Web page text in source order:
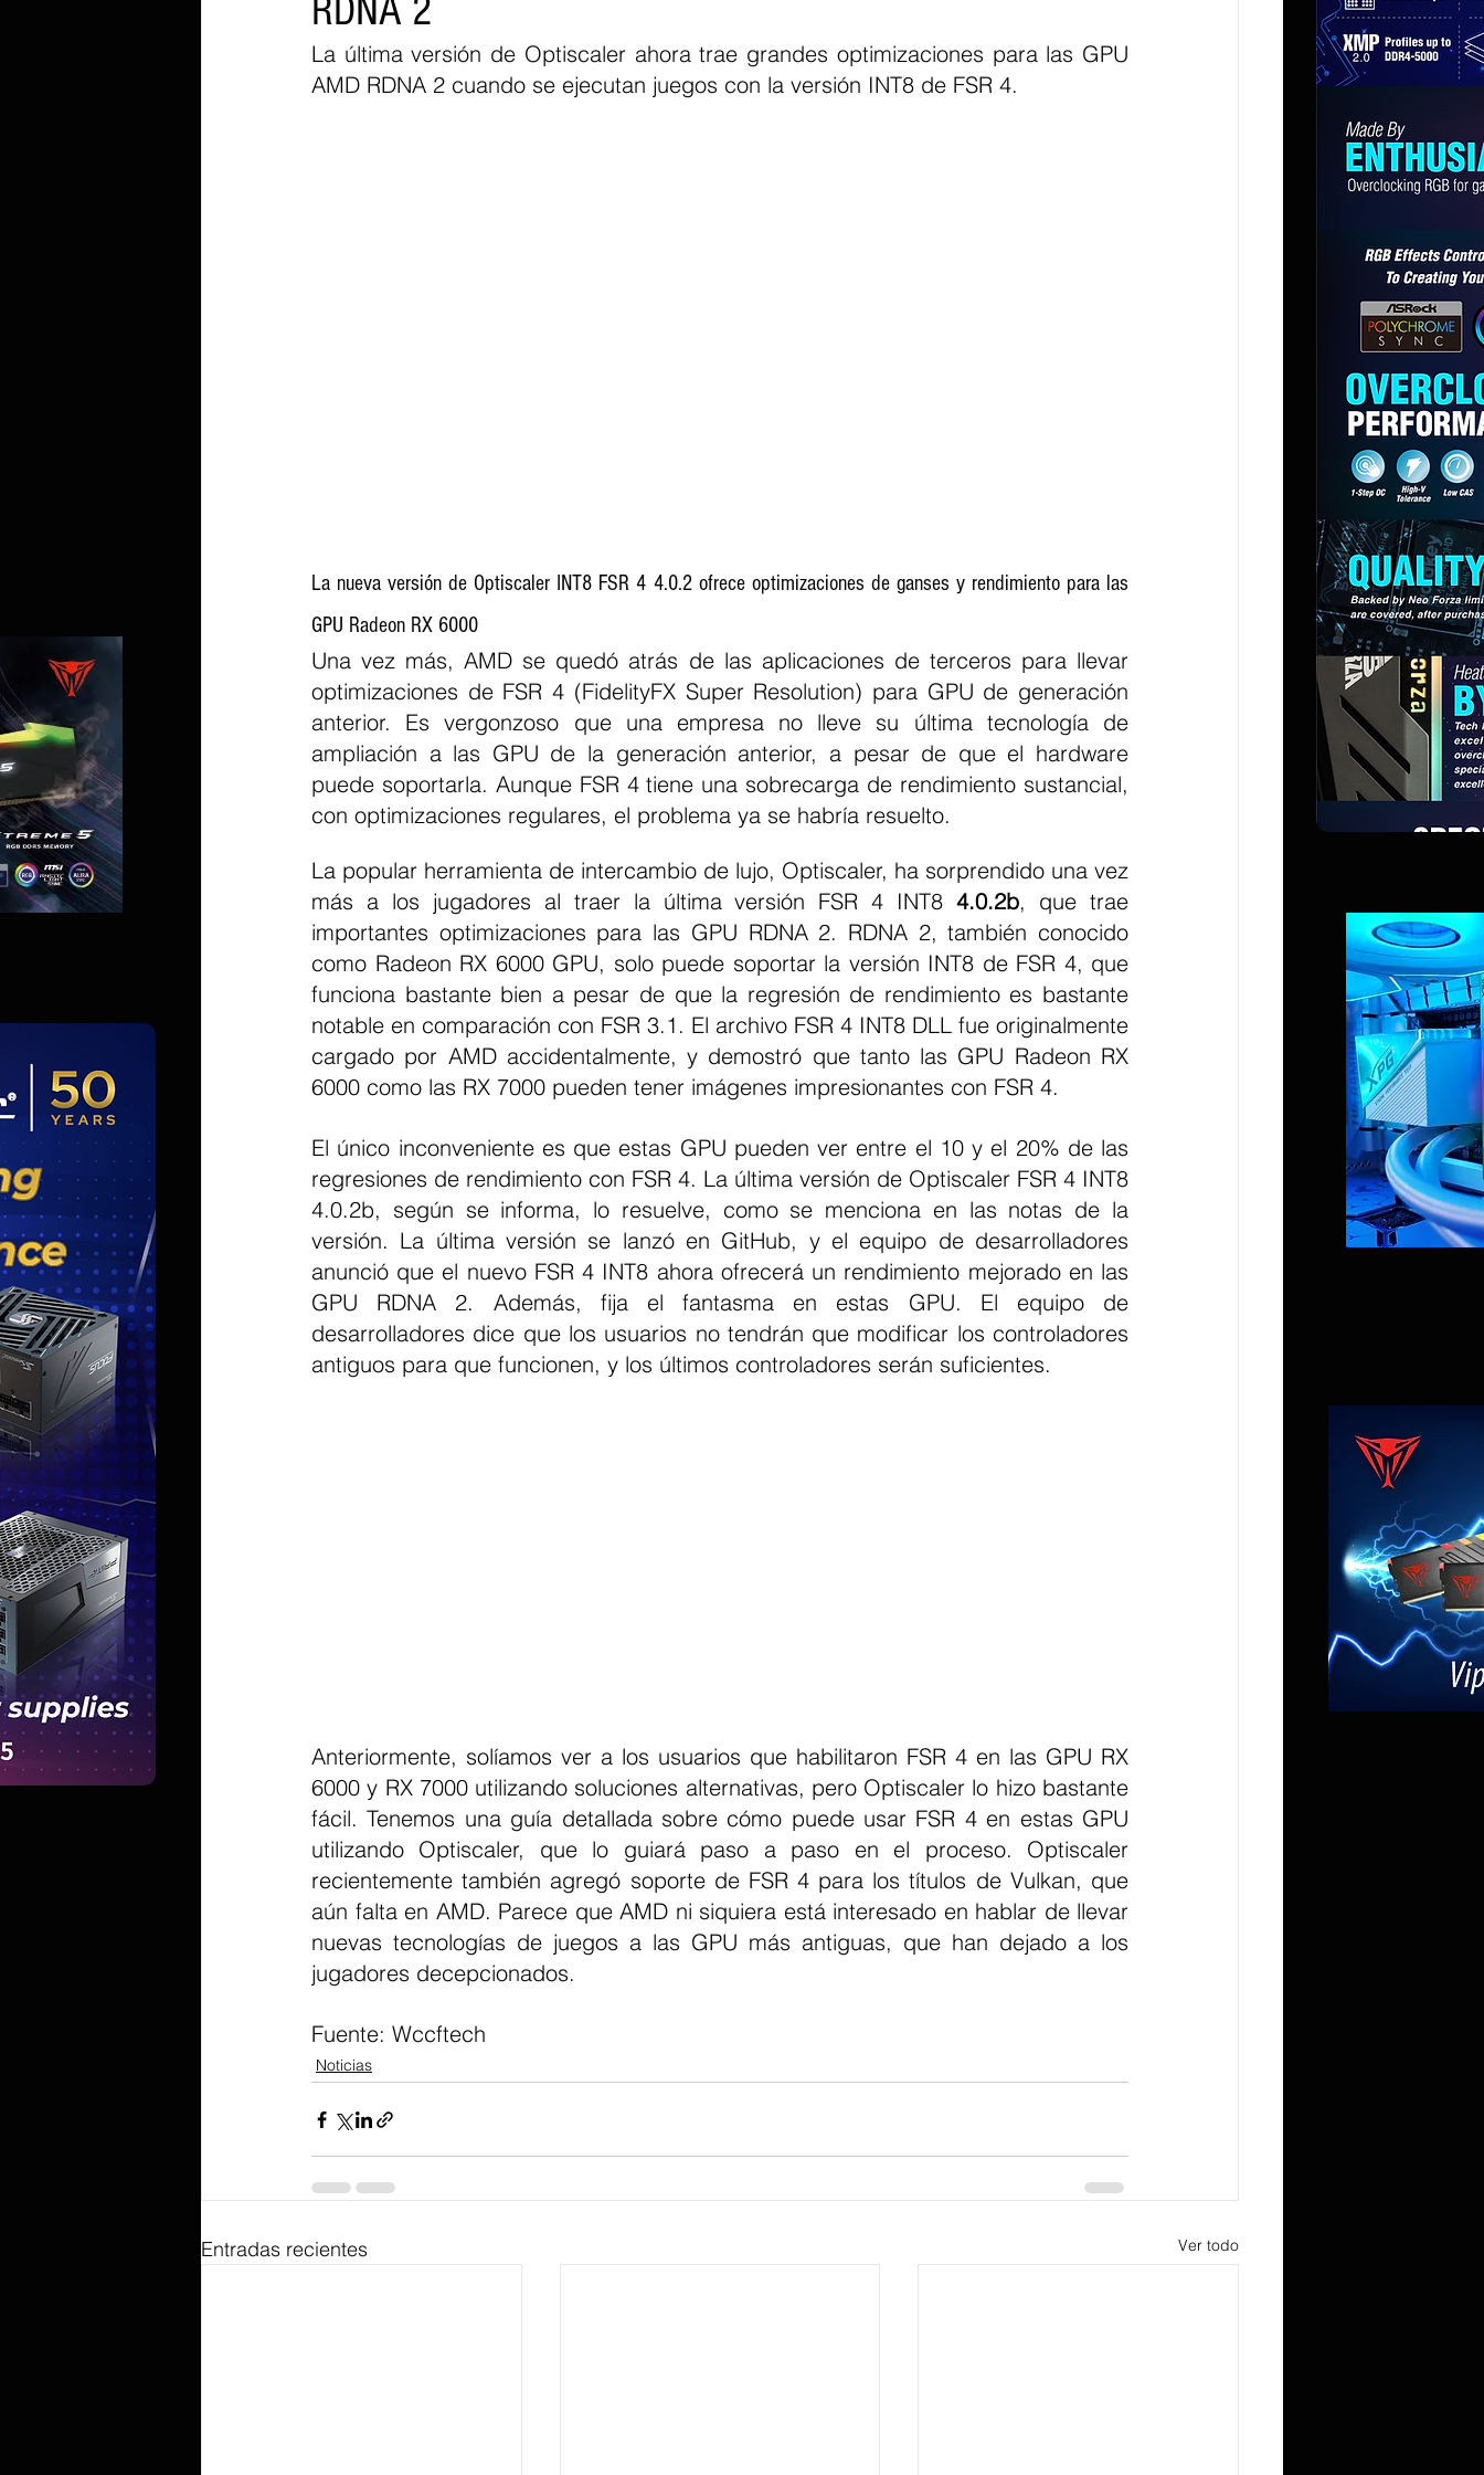
RDNA 2
La última versión de Optiscaler ahora trae grandes optimizaciones para las GPU
AMD RDNA 2 cuando se ejecutan juegos con la versión INT8 de FSR 4.
La nueva versión de Optiscaler INT8 FSR 4 4.0.2 ofrece optimizaciones de ganses y rendimiento para las
GPU Radeon RX 6000
Una vez más, AMD se quedó atrás de las aplicaciones de terceros para llevar
optimizaciones de FSR 4 (FidelityFX Super Resolution) para GPU de generación
anterior. Es vergonzoso que una empresa no lleve su última tecnología de
ampliación a las GPU de la generación anterior, a pesar de que el hardware
puede soportarla. Aunque FSR 4 tiene una sobrecarga de rendimiento sustancial,
con optimizaciones regulares, el problema ya se habría resuelto.
La popular herramienta de intercambio de lujo, Optiscaler, ha sorprendido una vez
más a los jugadores al traer la última versión FSR 4 INT8 4.0.2b, que trae
importantes optimizaciones para las GPU RDNA 2. RDNA 2, también conocido
como Radeon RX 6000 GPU, solo puede soportar la versión INT8 de FSR 4, que
funciona bastante bien a pesar de que la regresión de rendimiento es bastante
notable en comparación con FSR 3.1. El archivo FSR 4 INT8 DLL fue originalmente
cargado por AMD accidentalmente, y demostró que tanto las GPU Radeon RX
6000 como las RX 7000 pueden tener imágenes impresionantes con FSR 4.
El único inconveniente es que estas GPU pueden ver entre el 10 y el 20% de las
regresiones de rendimiento con FSR 4. La última versión de Optiscaler FSR 4 INT8
4.0.2b, según se informa, lo resuelve, como se menciona en las notas de la
versión. La última versión se lanzó en GitHub, y el equipo de desarrolladores
anunció que el nuevo FSR 4 INT8 ahora ofrecerá un rendimiento mejorado en las
GPU RDNA 2. Además, fija el fantasma en estas GPU. El equipo de
desarrolladores dice que los usuarios no tendrán que modificar los controladores
antiguos para que funcionen, y los últimos controladores serán suficientes.
Anteriormente, solíamos ver a los usuarios que habilitaron FSR 4 en las GPU RX
6000 y RX 7000 utilizando soluciones alternativas, pero Optiscaler lo hizo bastante
fácil. Tenemos una guía detallada sobre cómo puede usar FSR 4 en estas GPU
utilizando Optiscaler, que lo guiará paso a paso en el proceso. Optiscaler
recientemente también agregó soporte de FSR 4 para los títulos de Vulkan, que
aún falta en AMD. Parece que AMD ni siquiera está interesado en hablar de llevar
nuevas tecnologías de juegos a las GPU más antiguas, que han dejado a los
jugadores decepcionados.
Fuente: Wccftech
Noticias
Entradas recientes Ver todo